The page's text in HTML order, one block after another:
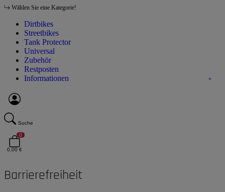
Wählen Sie eine Kategorie!
Dirtbikes
Streetbikes
Tank Protector
Universal
Zubehör
Restposten
Informationen
Suche
0
0,00 €
Barrierefreiheit